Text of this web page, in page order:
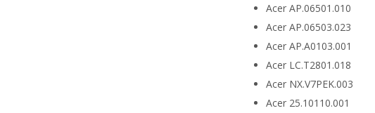
Acer AP.06501.010
Acer AP.06503.023
Acer AP.A0103.001
Acer LC.T2801.018
Acer NX.V7PEK.003
Acer 25.10110.001